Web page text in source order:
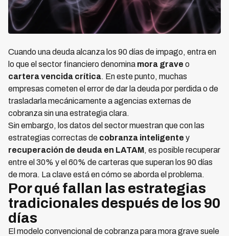
Cuando una deuda alcanza los 90 días de impago, entra en
lo que el sector financiero denomina mora grave o
cartera vencida crítica. En este punto, muchas
empresas cometen el error de dar la deuda por perdida o de
trasladarla mecánicamente a agencias externas de
cobranza sin una estrategia clara.
Sin embargo, los datos del sector muestran que con las
estrategias correctas de cobranza inteligente y
recuperación de deuda en LATAM, es posible recuperar
entre el 30% y el 60% de carteras que superan los 90 días
de mora. La clave está en cómo se aborda el problema.
Por qué fallan las estrategias
tradicionales después de los 90
días
El modelo convencional de cobranza para mora grave suele